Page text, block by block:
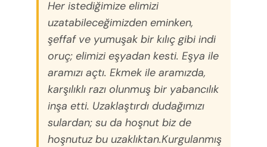
Her istediğimize elimizi
uzatabileceğimizden eminken,
şeffaf ve yumuşak bir kılıç gibi indi
oruç; elimizi eşyadan kesti. Eşya ile
aramızı açtı. Ekmek ile aramızda,
karşılıklı razı olunmuş bir yabancılık
inşa etti. Uzaklaştırdı dudağımızı
sulardan; su da hoşnut biz de
hoşnutuz bu uzaklıktan.Kurgulanmış